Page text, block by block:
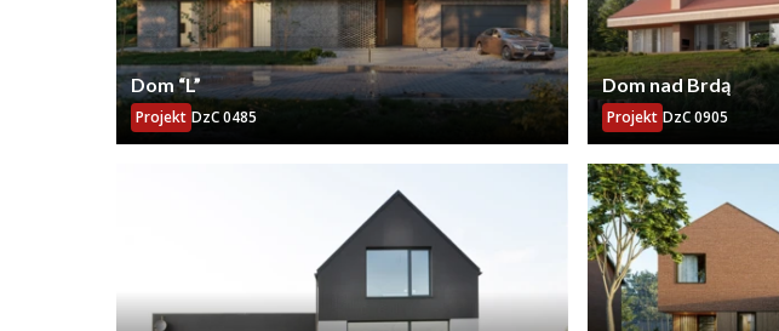
Dom “L”
Projekt DzC 0485
Dom nad Brdą
Projekt DzC 0905